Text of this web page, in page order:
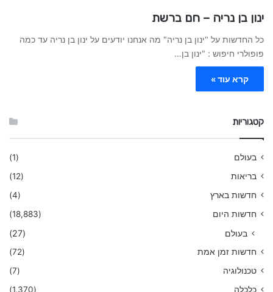
ינון בן נריה – חם ברשת
כל החדשות על "ינון בן נריה" מה אנחנו יודעים על ינון בן נריה עד כמה
פופולרי חיפוש : "ינון בן…
קרא עוד »
קטגוריות
בעולם
(1)
בריאות
(12)
חדשות בארץ
(4)
חדשות היום
(18,883)
בעולם (27)
חדשות זמן אמת
(72)
טכנולוגיה
(7)
כלכלה
(1,370)